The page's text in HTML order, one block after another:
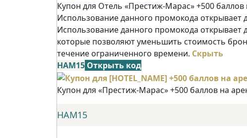
Купон для Отель «Престиж-Марас» +500
Использование данного промокода открывает
Использование данного промокода открывает
которые позволяют уменьшить стоимость
течение ограниченного времени. Скрыть
НАМ15 Открыть код
Купон для «Престиж-Марас» +500 баллов на
НАМ15